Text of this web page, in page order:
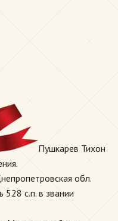
Пушкарев Тихон
обл.
528 с.п. в звании